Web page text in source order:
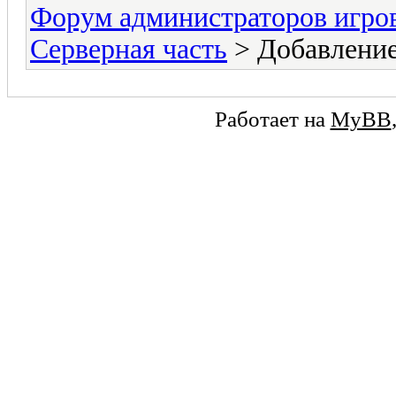
Форум администраторов
Серверная часть >
Работает на MyBB